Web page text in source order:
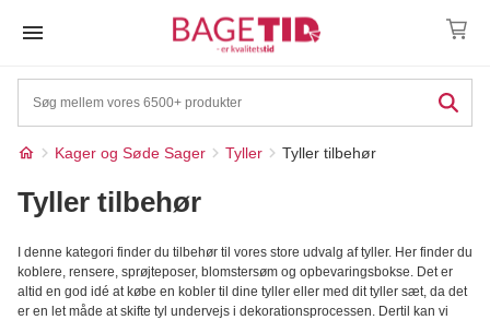
Kager og Søde Sager Tyller Tyller tilbehør
Tyller tilbehør
I denne kategori finder du tilbehør til vores store udvalg af tyller. Her finder du
koblere, rensere, sprøjteposer, blomstersøm og opbevaringsbokse. Det er
altid en god idé at købe en kobler til dine tyller eller med dit tyller sæt, da det
er en let måde at skifte tyl undervejs i dekorationsprocessen. Dertil kan vi